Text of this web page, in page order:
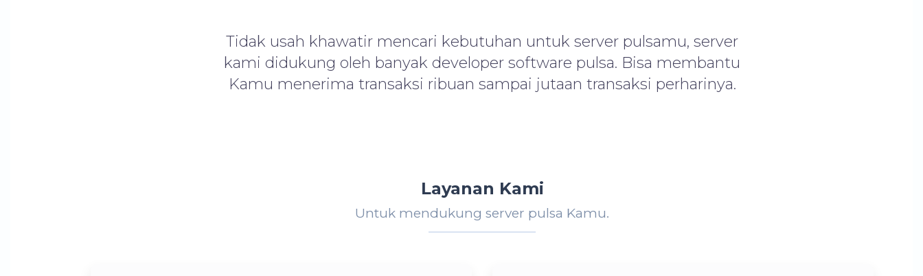
Tidak usah khawatir mencari kebutuhan untuk server pulsamu, server
kami didukung oleh banyak developer software pulsa. Bisa membantu
Kamu menerima transaksi ribuan sampai jutaan transaksi perharinya.
Layanan Kami
Untuk mendukung server pulsa Kamu.